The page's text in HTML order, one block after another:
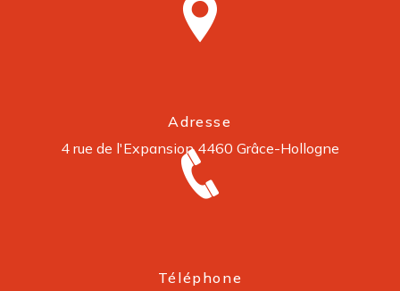
Adresse
4 rue de l'Expansion 4460 Grâce-Hollogne
Téléphone